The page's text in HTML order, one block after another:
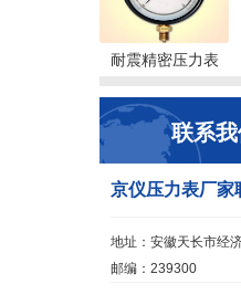
耐震精密压力表
联系我
京仪压力表厂家
地址：安徽天长市经
邮编：239300